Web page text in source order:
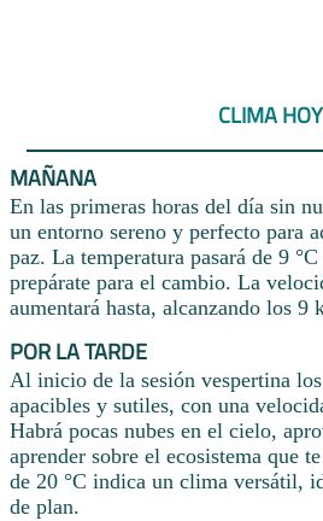
CLIMA HOY
MAÑANA
En las primeras horas del día sin
un entorno sereno y perfecto para
paz. La temperatura pasará de 9
prepárate para el cambio. La
aumentará hasta, alcanzando los 9
POR LA TARDE
Al inicio de la sesión vespertina
apacibles y sutiles, con una
Habrá pocas nubes en el cielo,
aprender sobre el ecosistema que
de 20 °C indica un clima versátil,
de plan.